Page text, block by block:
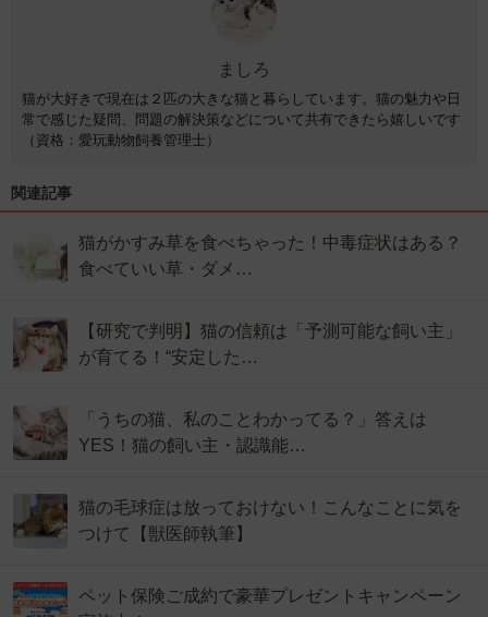
ましろ
猫が大好きで現在は２匹の大きな猫と暮らしています。猫の魅力や日
常で感じた疑問、問題の解決策などについて共有できたら嬉しいです
（資格：愛玩動物飼養管理士）
関連記事
猫がかすみ草を食べちゃった！中毒症状はある？
食べていい草・ダメ…
【研究で判明】猫の信頼は「予測可能な飼い主」
が育てる！“安定した…
「うちの猫、私のことわかってる？」答えは
YES！猫の飼い主・認識能…
猫の毛球症は放っておけない！こんなことに気を
つけて【獣医師執筆】
ペット保険ご成約で豪華プレゼントキャンペーン